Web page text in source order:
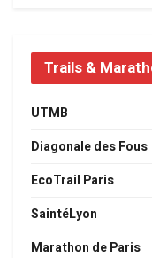
Trails &
UTMB
Diagonale des Fous
EcoTrail Paris
SaintéLyon
Marathon de Paris